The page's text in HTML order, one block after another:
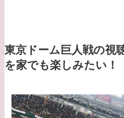
東京ドーム巨人戦の視
を家でも楽しみたい！